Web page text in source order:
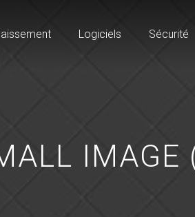
Logiciels Sécurité
IMAGE